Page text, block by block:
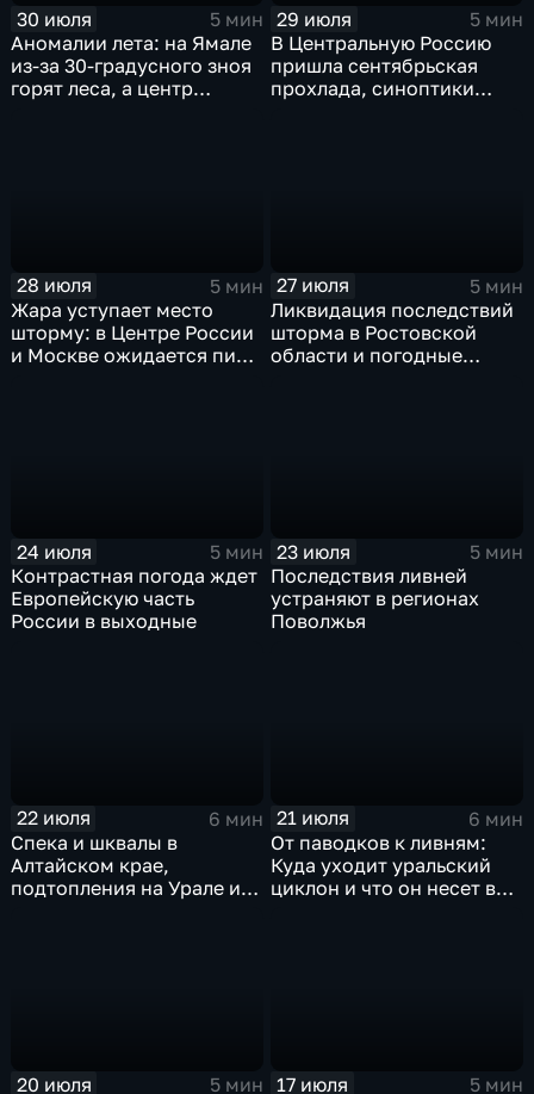
30 июля
5 мин
Аномалии лета: на Ямале
из-за 30-градусного зноя
горят леса, а центр
29 июля
5 мин
В Центральную Россию
пришла сентябрьская
прохлада, синоптики
28 июля
5 мин
Жара уступает место
шторму: в Центре России
и Москве ожидается пик
27 июля
5 мин
Ликвидация последствий
шторма в Ростовской
области и погодные
24 июля
5 мин
Контрастная погода ждет
Европейскую часть
России в выходные
23 июля
5 мин
Последствия ливней
устраняют в регионах
Поволжья
22 июля
6 мин
Спека и шквалы в
Алтайском крае,
подтопления на Урале и
21 июля
6 мин
От паводков к ливням:
Куда уходит уральский
циклон и что он несет в
20 июля
5 мин
17 июля
5 мин